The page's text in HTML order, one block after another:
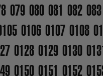
079 080 081 082 083
0106 0107 0108
0128 0129 0130
0150 0151 0152